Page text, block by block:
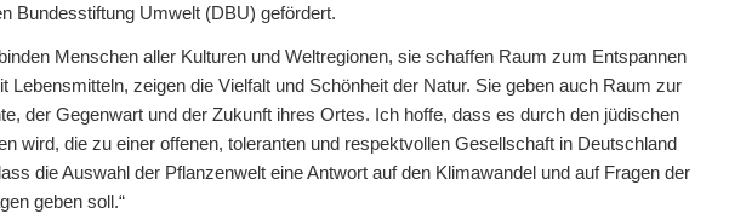
Bundesstiftung Umwelt (DBU) gefördert.
Menschen aller Kulturen und Weltregionen, sie schaffen Raum zum Entspannen
zeigen die Vielfalt und Schönheit der Natur. Sie geben auch Raum zur
der Gegenwart und der Zukunft ihres Ortes. Ich hoffe, dass es durch den jüdischen
wird, die zu einer offenen, toleranten und respektvollen Gesellschaft in Deutschland
die Auswahl der Pflanzenwelt eine Antwort auf den Klimawandel und auf Fragen der
geben soll.“